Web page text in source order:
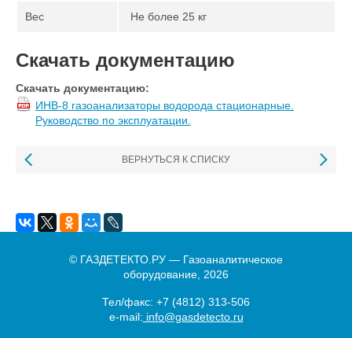
Вес Не более 25 кг
Скачать документацию
Скачать документацию:
ИНВ-8 газоанализаторы водорода стационарные.
Руководство по эксплуатации.
ВЕРНУТЬСЯ К СПИСКУ
© ГАЗДЕТЕКТО.РУ — Газоаналитическое
оборудование, 2026
Тел/факс: +7 (4812) 313-506
e-mail: info@gasdetecto.ru